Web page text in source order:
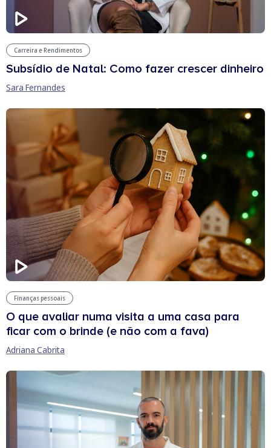
Carreira e Rendimentos
Subsídio de Natal: Como fazer crescer dinheiro
Sara Fernandes
Finanças pessoais
O que avaliar numa visita a uma casa para
ficar com o brinde (e não com a fava)
Adriana Cabrita